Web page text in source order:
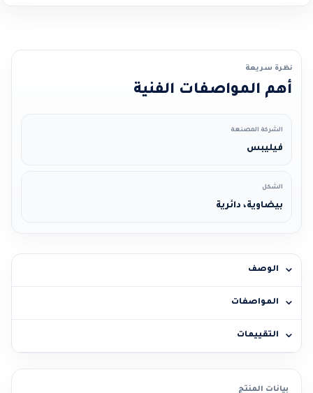
نظرة سريعة
أهم المواصفات الفنية
الشركة المصنعة
فيليبس
الشكل
بيضاوية، دائرية
الوصف
المواصفات
التقييمات
بيانات المنتج